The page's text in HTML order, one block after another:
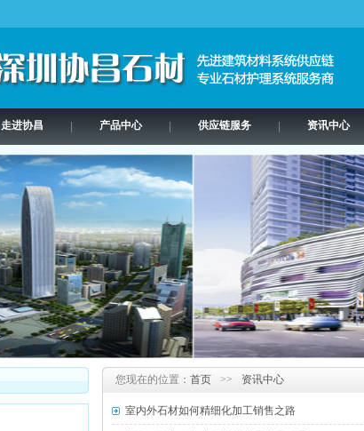
走进协昌 产品中心 供应链服务 资讯中心
您现在的位置： 首页 >> 资讯中心
室内外石材如何精细化加工销售之路